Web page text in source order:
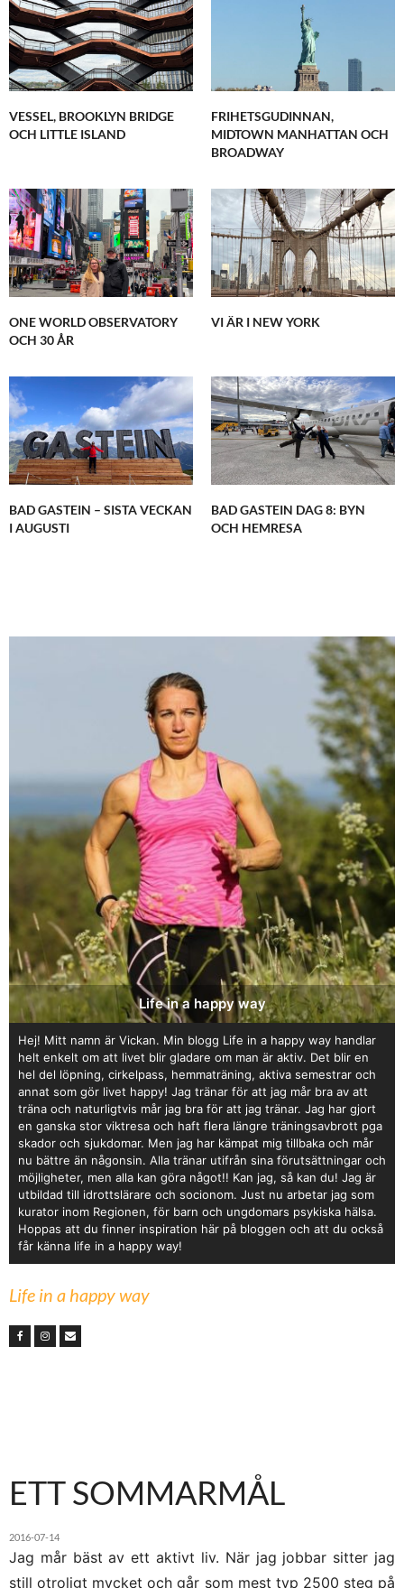
VESSEL, BROOKLYN BRIDGE
OCH LITTLE ISLAND
FRIHETSGUDINNAN,
MIDTOWN MANHATTAN OCH
BROADWAY
ONE WORLD OBSERVATORY
OCH 30 ÅR
VI ÄR I NEW YORK
BAD GASTEIN – SISTA VECKAN
I AUGUSTI
BAD GASTEIN DAG 8: BYN
OCH HEMRESA
Life in a happy way
Hej! Mitt namn är Vickan. Min blogg Life in a happy way handlar
helt enkelt om att livet blir gladare om man är aktiv. Det blir en
hel del löpning, cirkelpass, hemmaträning, aktiva semestrar och
annat som gör livet happy! Jag tränar för att jag mår bra av att
träna och naturligtvis mår jag bra för att jag tränar. Jag har gjort
en ganska stor viktresa och haft flera längre träningsavbrott pga
skador och sjukdomar. Men jag har kämpat mig tillbaka och mår
nu bättre än någonsin. Alla tränar utifrån sina förutsättningar och
möjligheter, men alla kan göra något!! Kan jag, så kan du! Jag är
utbildad till idrottslärare och socionom. Just nu arbetar jag som
kurator inom Regionen, för barn och ungdomars psykiska hälsa.
Hoppas att du finner inspiration här på bloggen och att du också
får känna life in a happy way!
Life in a happy way
ETT SOMMARMÅL
2016-07-14
Jag mår bäst av ett aktivt liv. När jag jobbar sitter jag
still otroligt mycket och går som mest typ 2500 steg på